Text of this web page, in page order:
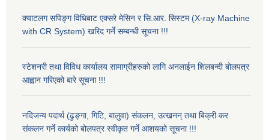
क्याटलग सपिङ्ग विधिबाट एक्सरे मेसिन र सि.आर. सिस्टम (X-ray Machine
with CR System) खरिद गर्ने सम्बन्धी सूचना !!!
स्टेशनरी तथा विविध कार्यालय सामाग्रीहरुको लागि अनलाईन शिलबन्दी बोलपत्र
आह्वान गरिएको बारे सूचना !!!
नदिजन्य पदार्थ (ढुङ्गा, गिटि, बालुवा) संकलन, उत्खनन् तथा बिक्री कर
संकलन गर्ने कार्यको बोलपत्र स्वीकृत गर्ने आशयको सूचना !!!